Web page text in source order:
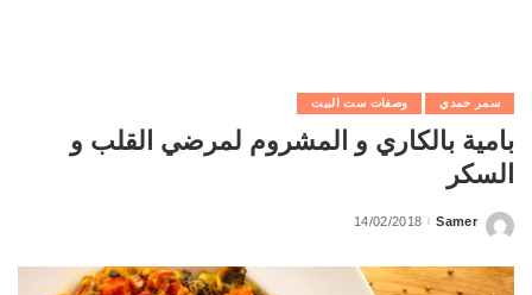
سمر حمدي وصفات ست البيت
بامية بالكاري و المشروم لمرضي القلب و
السكر
Posted
Samer
14/02/2018